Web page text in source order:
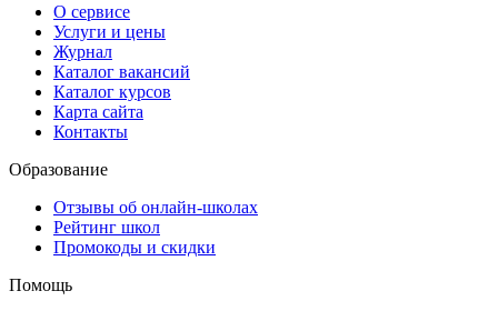
О сервисе
Услуги и цены
Журнал
Каталог вакансий
Каталог курсов
Карта сайта
Контакты
Образование
Отзывы об онлайн-школах
Рейтинг школ
Промокоды и скидки
Помощь